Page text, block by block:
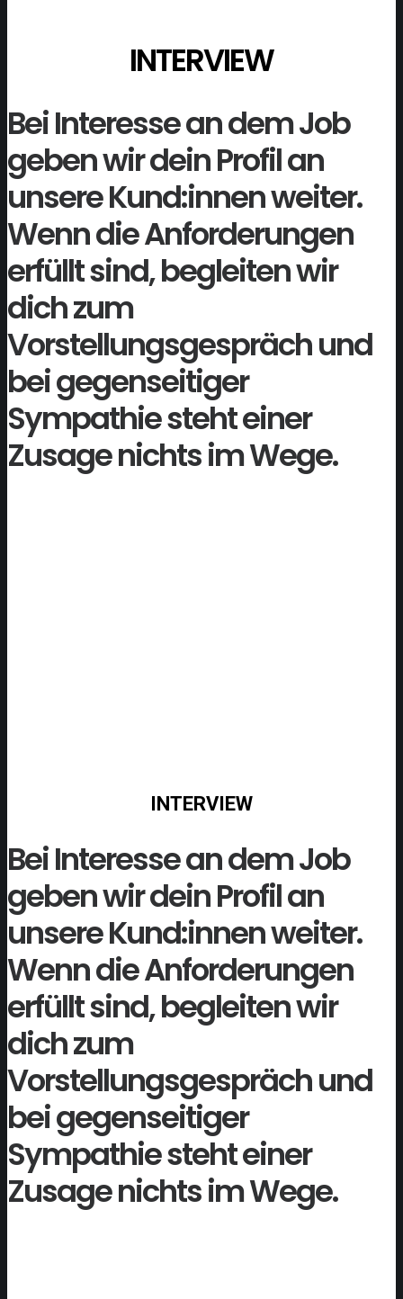
INTERVIEW
Bei Interesse an dem Job
geben wir dein Profil an
unsere Kund:innen weiter.
Wenn die Anforderungen
erfüllt sind, begleiten wir
dich zum
Vorstellungsgespräch und
bei gegenseitiger
Sympathie steht einer
Zusage nichts im Wege.
INTERVIEW
Bei Interesse an dem Job
geben wir dein Profil an
unsere Kund:innen weiter.
Wenn die Anforderungen
erfüllt sind, begleiten wir
dich zum
Vorstellungsgespräch und
bei gegenseitiger
Sympathie steht einer
Zusage nichts im Wege.